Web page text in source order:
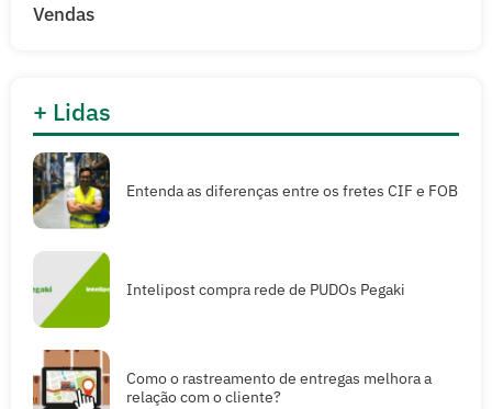
Vendas
+ Lidas
Entenda as diferenças entre os fretes CIF e FOB
Intelipost compra rede de PUDOs Pegaki
Como o rastreamento de entregas melhora a
relação com o cliente?